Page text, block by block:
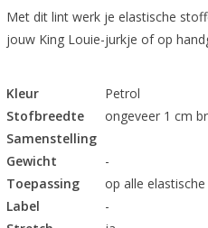
Met dit lint werk je elastische
jouw King Louie-jurkje of op
Kleur
Petrol
Stofbreedte
ongeveer 1 cm
Samenstelling
Gewicht
-
Toepassing
op alle
Label
-